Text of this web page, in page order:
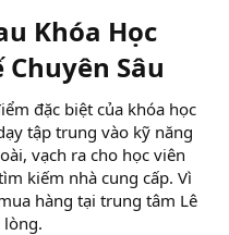
Khóa Học
Sâu​
đặc biệt của khóa học
tập trung vào kỹ năng
vạch ra cho học viên
kiếm nhà cung cấp. Vì
hàng tại trung tâm Lê
lòng.